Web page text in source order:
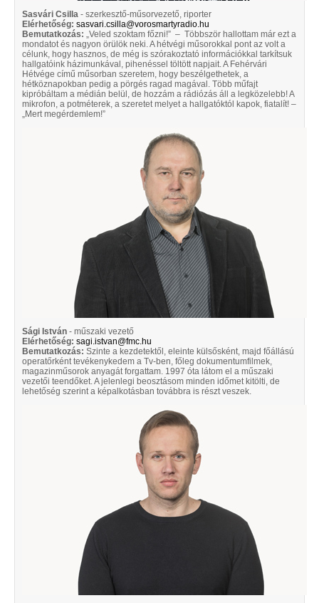
Sasvári Csilla - szerkesztő-műsorvezető, riporter
Elérhetőség: sasvari.csilla@vorosmartyradio.hu
Bemutatkozás: „Veled szoktam főzni!” – Többször hallottam már ezt a
mondatot és nagyon örülök neki. A hétvégi műsorokkal pont az volt a
célunk, hogy hasznos, de még is szórakoztató információkkal tarkítsuk
hallgatóink házimunkával, pihenéssel töltött napjait. A Fehérvári
Hétvége című műsorban szeretem, hogy beszélgethetek, a
hétköznapokban pedig a pörgés ragad magával. Több műfajt
kipróbáltam a médián belül, de hozzám a rádiózás áll a legközelebb! A
mikrofon, a potméterek, a szeretet melyet a hallgatóktól kapok, fiatalít! –
„Mert megérdemlem!”
Sági István - műszaki vezető
Elérhetőség: sagi.istvan@fmc.hu
Bemutatkozás: Szinte a kezdetektől, eleinte külsősként, majd főállású
operatőrként tevékenykedem a Tv-ben, főleg dokumentumfilmek,
magazinműsorok anyagát forgattam. 1997 óta látom el a műszaki
vezetői teendőket. A jelenlegi beosztásom minden időmet kitölti, de
lehetőség szerint a képalkotásban továbbra is részt veszek.